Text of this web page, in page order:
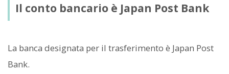
Il conto bancario è Japan Post Bank
La banca designata per il trasferimento è Japan Post
Bank.